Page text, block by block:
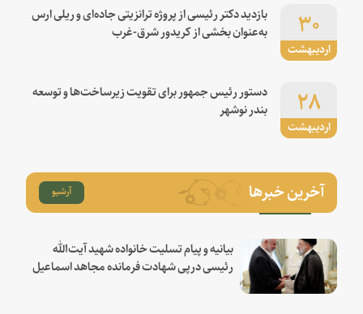
اردیبهشت
۳۰
بازدید دکتر رئیسی از پروژه ترانزیتی جاده‌ای و ریلی ارس
به‌عنوان بخشی از کریدور شرق-غرب
اردیبهشت
۲۸
دستور رئیس جمهور برای تقویت زیرساخت‌ها و توسعه
بندر نوشهر
آخرین خبرها آرشیو
بیانیه و پیام تسلیت خانواده شهید آیت‌الله
رئیسی درپی شهادت فرمانده مجاهد اسماعیل